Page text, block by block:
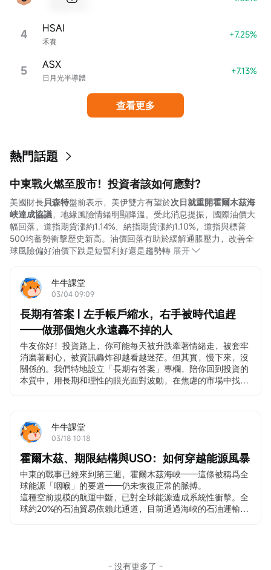
4 禾賽
HSAI +7.25%
5 日月光半導體
ASX +7.13%
查看更多
熱門話題
中東戰火燃至股市！投資者該如何應對？
美國財長貝森特盤前表示，美伊雙方有望於次日就重開霍爾木茲海
峽達成協議，地緣風險情緒明顯降溫。受此消息提振，國際油價大
幅回落，道指期貨漲約1.14%、納指期貨漲約1.10%，道指與標普
500均蓄勢衝擊歷史新高。油價回落有助於緩解通脹壓力，改善全
球風險偏好油價下跌是短暫利好還是趨勢轉 展开
牛牛課堂
03/04 09:09
長期有答案 | 左手帳戶縮水，右手被時代追趕
——做那個炮火永遠轟不掉的人
牛友你好！投資路上，你可能每天被升跌牽著情緒走，被套牢
消磨著耐心，被資訊轟炸卻越看越迷茫。但其實，慢下來，沒
關係的。我們特地設立「長期有答案」專欄，陪你回到投資的
本質中，用長期和理性的眼光面對波動，在焦慮的市場中找回
國、歐洲、韓國、日本、中國香港等全球股市都出現了大震
蕩。美元指數反彈，油價被推高，美元反彈使得以美元計價的
市場擔憂美伊衝突長期化，導致原油價格持續處於高位，進而
推升美國通脹，最終使美聯儲無法減息。不過也有聲音認為，
從歷史經驗判斷，這種極端推演很可能只是又一次狼來了的心
理博弈，長期消耗對於戰爭雙方來說都難以成立。
而生活中，最近估計大家也被AI發展之快給卷著跑了。打開手
牛牛課堂
03/18 10:18
霍爾木茲、期限結構與USO：如何穿越能源風暴
中東的戰事已經來到第三週，霍爾木茲海峽——這條被稱爲全
球能源「咽喉」的要道——仍未恢復正常的脈搏。
這種空前規模的航運中斷，已對全球能源造成系統性衝擊。全
球約20%的石油貿易依賴此通道，目前通過海峽的石油運輸量
視爲伊朗事實上的戰時領導人和最高決策核心。中東危機正在
- 没有更多了 -